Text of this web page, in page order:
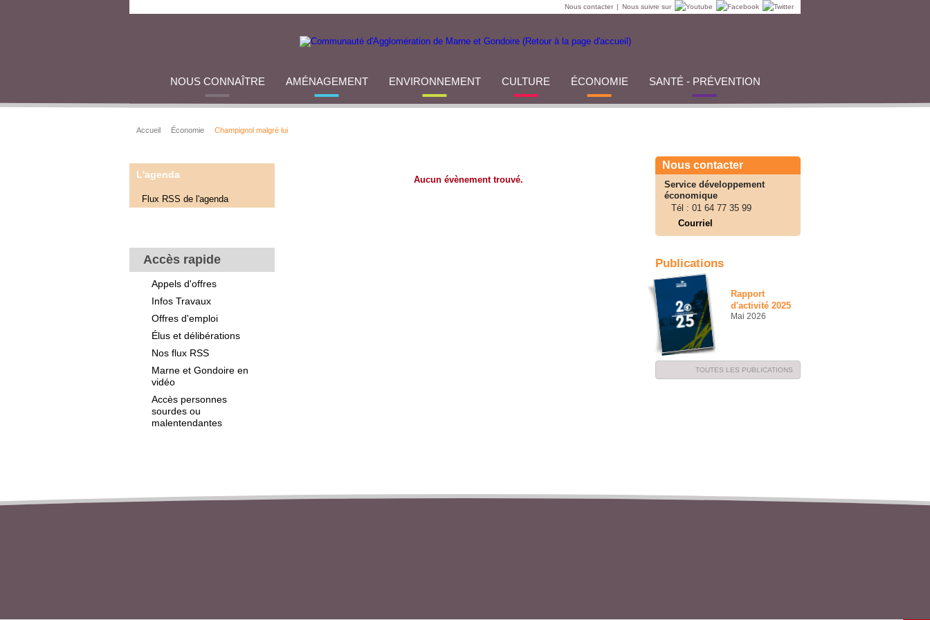
Nous contacter | Nous suivre sur
NOUS CONNAÎTRE AMÉNAGEMENT ENVIRONNEMENT CULTURE ÉCONOMIE SANTÉ - PRÉVENTION
Accueil Économie Champignol malgré lui
L'agenda
Flux RSS de l'agenda
Accès rapide
Appels d'offres
Infos Travaux
Offres d'emploi
Élus et délibérations
Nos flux RSS
Marne et Gondoire en
vidéo
Accès personnes
sourdes ou
malentendantes
Aucun évènement trouvé.
Nous contacter
Service développement
économique
Tél : 01 64 77 35 99
Courriel
Publications
Rapport
d'activité 2025
Mai 2026
TOUTES LES PUBLICATIONS